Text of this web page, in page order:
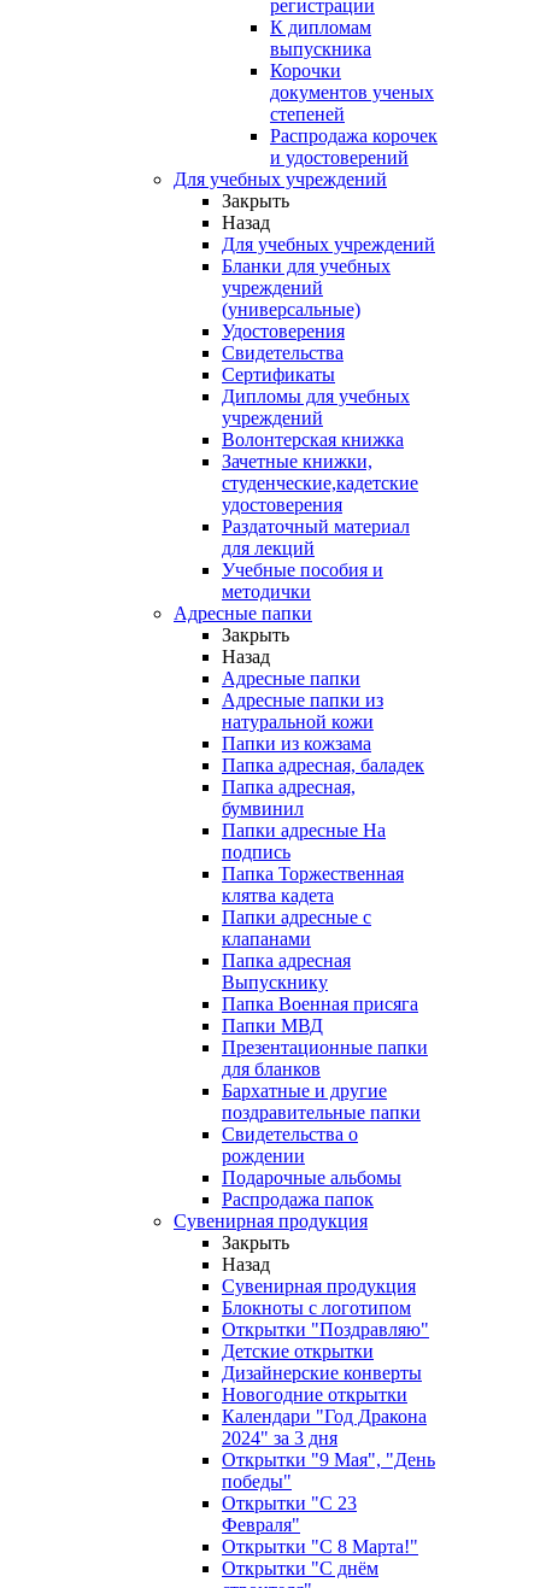
регистрации
К дипломам
выпускника
Корочки
документов ученых
степеней
Распродажа корочек
и удостоверений
Для учебных учреждений
Закрыть
Назад
Для учебных учреждений
Бланки для учебных
учреждений
(универсальные)
Удостоверения
Свидетельства
Сертификаты
Дипломы для учебных
учреждений
Волонтерская книжка
Зачетные книжки,
студенческие,кадетские
удостоверения
Раздаточный материал
для лекций
Учебные пособия и
методички
Адресные папки
Закрыть
Назад
Адресные папки
Адресные папки из
натуральной кожи
Папки из кожзама
Папка адресная, баладек
Папка адресная,
бумвинил
Папки адресные На
подпись
Папка Торжественная
клятва кадета
Папки адресные с
клапанами
Папка адресная
Выпускнику
Папка Военная присяга
Папки МВД
Презентационные папки
для бланков
Бархатные и другие
поздравительные папки
Свидетельства о
рождении
Подарочные альбомы
Распродажа папок
Сувенирная продукция
Закрыть
Назад
Сувенирная продукция
Блокноты с логотипом
Открытки "Поздравляю"
Детские открытки
Дизайнерские конверты
Новогодние открытки
Календари "Год Дракона
2024" за 3 дня
Открытки "9 Мая", "День
победы"
Открытки "С 23
Февраля"
Открытки "С 8 Марта!"
Открытки "С днём